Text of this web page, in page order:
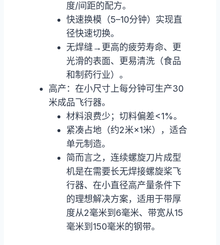
度/间距的配方。
快速换模（5–10分钟）实现直
径快速切换。
无焊缝→更高的疲劳寿命、更
光滑的表面、更易清洗（食品
和制药行业）。
高产：在小尺寸上每分钟可生产30
米成品飞行器。
材料浪费少；切料偏差<1%。
紧凑占地（约2米×1米），适合
单元制造。
简而言之，连续螺旋刀片成型
机是在需要长无焊接螺旋桨飞
行器、在小直径高产量条件下
的理想解决方案，适用于带厚
度从2毫米到6毫米、带宽从15
毫米到150毫米的钢带。